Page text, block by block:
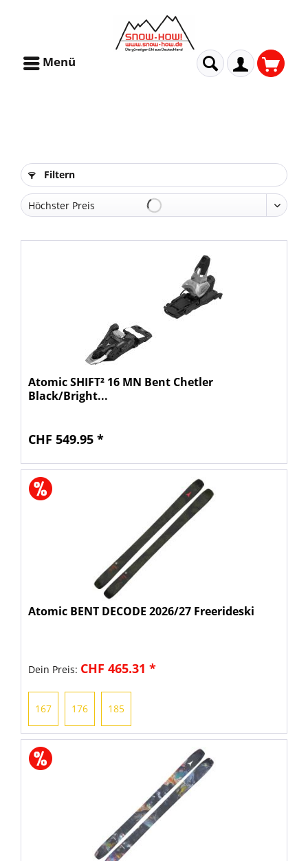
Menü
Filtern
Atomic SHIFT² 16 MN Bent Chetler
Black/Bright...
CHF 549.95 *
Atomic BENT DECODE 2026/27 Freerideski
Dein Preis: CHF 465.31 *
167 176 185